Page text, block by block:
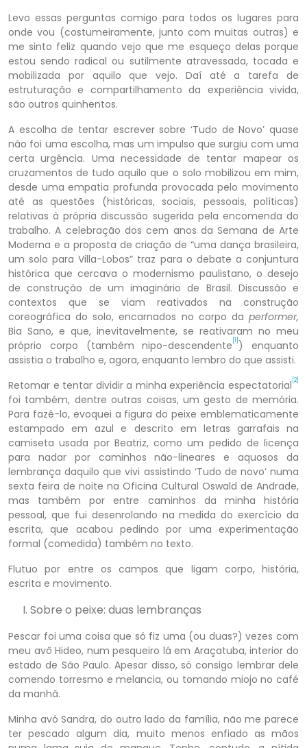
Levo essas perguntas comigo para todos os lugares para
onde vou (costumeiramente, junto com muitas outras) e
me sinto feliz quando vejo que me esqueço delas porque
estou sendo radical ou sutilmente atravessada, tocada e
mobilizada por aquilo que vejo. Daí até a tarefa de
estruturação e compartilhamento da experiência vivida,
são outros quinhentos.
A escolha de tentar escrever sobre ‘Tudo de Novo’ quase
não foi uma escolha, mas um impulso que surgiu com uma
certa urgência. Uma necessidade de tentar mapear os
cruzamentos de tudo aquilo que o solo mobilizou em mim,
desde uma empatia profunda provocada pelo movimento
até as questões (históricas, sociais, pessoais, políticas)
relativas à própria discussão sugerida pela encomenda do
trabalho. A celebração dos cem anos da Semana de Arte
Moderna e a proposta de criação de “uma dança brasileira,
um solo para Villa-Lobos” traz para o debate a conjuntura
histórica que cercava o modernismo paulistano, o desejo
de construção de um imaginário de Brasil. Discussão e
contextos que se viam reativados na construção
coreográfica do solo, encarnados no corpo da performer,
Bia Sano, e que, inevitavelmente, se reativaram no meu
próprio corpo (também nipo-descendente [1] ) enquanto
assistia o trabalho e, agora, enquanto lembro do que assisti.
Retomar e tentar dividir a minha experiência espectatorial [2]
foi também, dentre outras coisas, um gesto de memória.
Para fazê-lo, evoquei a figura do peixe emblematicamente
estampado em azul e descrito em letras garrafais na
camiseta usada por Beatriz, como um pedido de licença
para nadar por caminhos não-lineares e aquosos da
lembrança daquilo que vivi assistindo ‘Tudo de novo’ numa
sexta feira de noite na Oficina Cultural Oswald de Andrade,
mas também por entre caminhos da minha história
pessoal, que fui desenrolando na medida do exercício da
escrita, que acabou pedindo por uma experimentação
formal (comedida) também no texto.
Flutuo por entre os campos que ligam corpo, história,
escrita e movimento.
Sobre o peixe: duas lembranças
Pescar foi uma coisa que só fiz uma (ou duas?) vezes com
meu avô Hideo, num pesqueiro lá em Araçatuba, interior do
estado de São Paulo. Apesar disso, só consigo lembrar dele
comendo torresmo e melancia, ou tomando miojo no café
da manhã.
Minha avó Sandra, do outro lado da família, não me parece
ter pescado algum dia, muito menos enfiado as mãos